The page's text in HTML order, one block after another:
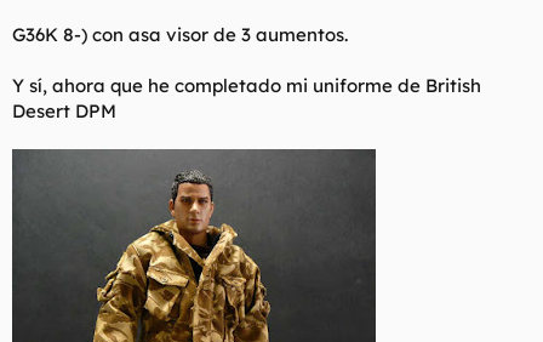
G36K 8-) con asa visor de 3 aumentos.
Y sí, ahora que he completado mi uniforme de British
Desert DPM